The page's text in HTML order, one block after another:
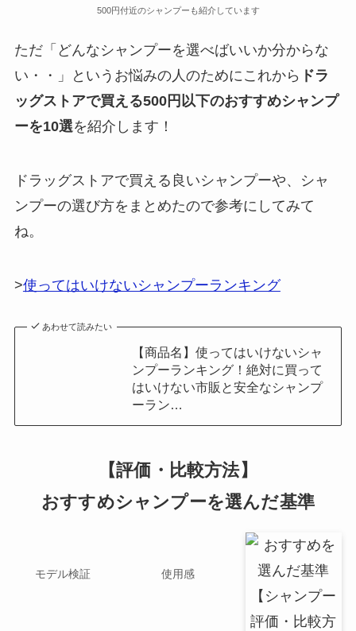
500円付近のシャンプーも紹介しています
ただ「どんなシャンプーを選べばいいか分からな
い・・」というお悩みの人のためにこれから ドラ
ッグストアで買える500円以下のおすすめシャンプ
ーを10選を紹介します！
ドラッグストアで買える良いシャンプーや、シャ
ンプーの選び方をまとめたので参考にしてみて
ね。
>使ってはいけないシャンプーランキング
あわせて読みたい
【商品名】使ってはいけないシャ
ンプーランキング！絶対に買って
はいけない市販と安全なシャンプ
ーラン…
【評価・比較方法】
おすすめシャンプーを選んだ基準
モデル検証 使用感